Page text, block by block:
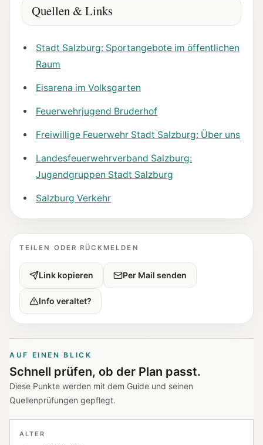
Quellen & Links
Stadt Salzburg: Sportangebote im öffentlichen
Raum
Eisarena im Volksgarten
Feuerwehrjugend Bruderhof
Freiwillige Feuerwehr Stadt Salzburg: Über uns
Landesfeuerwehrverband Salzburg:
Jugendgruppen Stadt Salzburg
Salzburg Verkehr
TEILEN ODER RÜCKMELDEN
Link kopieren Per Mail senden
Info veraltet?
AUF EINEN BLICK
Schnell prüfen, ob der Plan passt.
Diese Punkte werden mit dem Guide und seinen
Quellenprüfungen gepflegt.
ALTER